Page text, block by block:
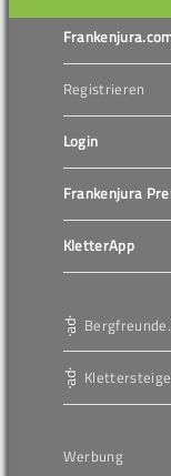
Registrieren
Login
Frankenjura
KletterApp
Klettersteige
Werbung